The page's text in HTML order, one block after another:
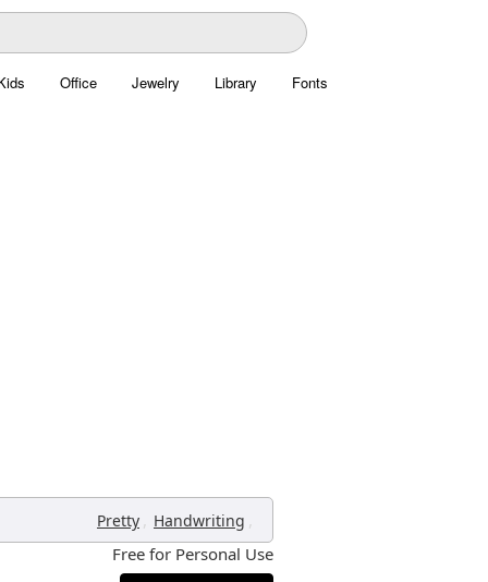
Office Jewelry Library Fonts
Pretty , Handwriting ,
Free for Personal Use